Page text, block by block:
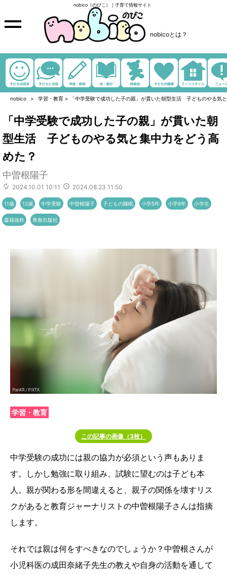
nobico（のびこ）｜子育て情報サイト
nobicoとは？
nobico 学習・教育 > 「中学受験で成功した子の親」が貫いた朝型生活 子どものやる気
「中学受験で成功した子の親」が貫いた朝
型生活 子どものやる気と集中力をどう高
めた？
中曽根陽子
2024.10.01 10:11 2024.08.23 11:50
11歳 12歳 中学受験 中曽根陽子 子どもの睡眠 小学5年 小学6年 小学生
書籍抜粋 青春出版社
学習・教育
この記事の画像（3枚）
中学受験の成功には親の協力が必須という声もありま
す。しかし勉強に取り組み、試験に望むのは子ども本
人。親が関わる形を間違えると、親子の関係を壊すリス
クがあると教育ジャーナリストの中曽根陽子さんは指摘
します。
それでは親は何をすべきなのでしょうか？中曽根さんが
小児科医の成田奈緒子先生の教えや自身の活動を通して